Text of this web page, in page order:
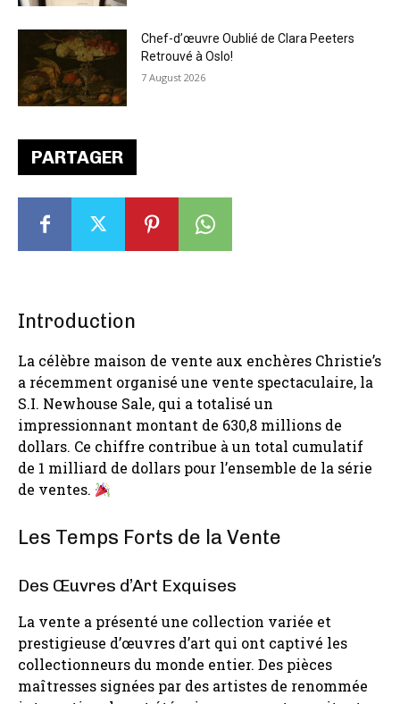
PARTAGER
Introduction
La célèbre maison de vente aux enchères Christie’s
a récemment organisé une vente spectaculaire, la
S.I. Newhouse Sale, qui a totalisé un
impressionnant montant de 630,8 millions de
dollars. Ce chiffre contribue à un total cumulatif
de 1 milliard de dollars pour l’ensemble de la série
de ventes.
Les Temps Forts de la Vente
Des Œuvres d’Art Exquises
La vente a présenté une collection variée et
prestigieuse d’œuvres d’art qui ont captivé les
collectionneurs du monde entier. Des pièces
maîtresses signées par des artistes de renommée
Chef-d’œuvre Oublié de Clara Peeters
Retrouvé à Oslo!
7 August 2026